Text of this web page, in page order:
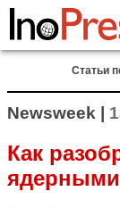
Статьи
Newsweek |
Как